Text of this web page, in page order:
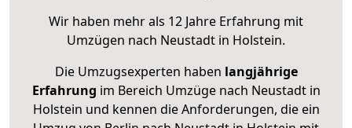
Wir haben mehr als 12 Jahre Erfahrung mit
Umzügen nach Neustadt in Holstein.
Die Umzugsexperten haben langjährige
Erfahrung im Bereich Umzüge nach Neustadt in
Holstein und kennen die Anforderungen, die ein